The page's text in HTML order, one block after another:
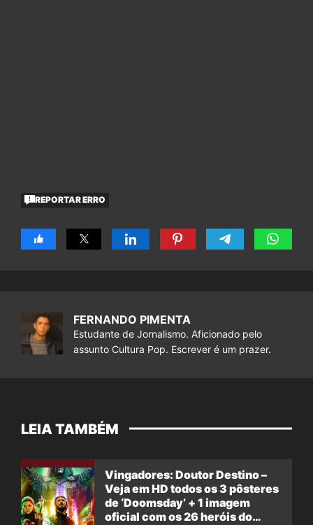
REPORTAR ERRO
FERNANDO PIMENTA
Estudante de Jornalismo. Aficionado pelo
assunto Cultura Pop. Escrever é um prazer.
LEIA TAMBÉM
Vingadores: Doutor Destino –
Veja em HD todos os 3 pôsteres
de ‘Doomsday’ + 1 imagem
oficial com os 26 heróis do